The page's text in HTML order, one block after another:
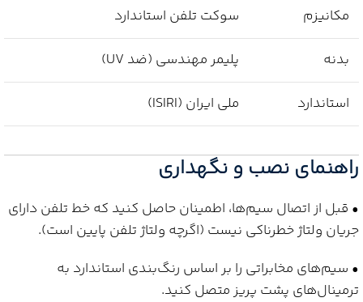
مکانیزم سوکت تلفن استاندارد
بدنه پلیمر مهندسی (ضد UV)
استاندارد ملی ایران (ISIRI)
راهنمای نصب و نگهداری
• قبل از اتصال سیم‌ها، اطمینان حاصل کنید که خط تلفن دارای
جریان ولتاژ خطرناکی نیست (اگرچه ولتاژ تلفن پایین است).
• سیم‌های مخابراتی را بر اساس رنگ‌بندی استاندارد به
ترمینال‌های پشت پریز متصل کنید.